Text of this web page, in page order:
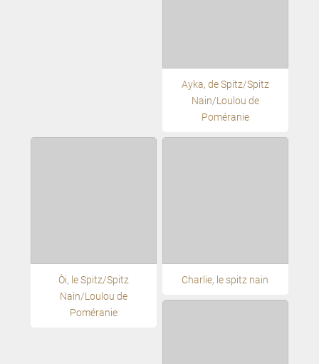
Ayka, de Spitz/Spitz
Nain/Loulou de
Poméranie
Oči, le Spitz/Spitz
Nain/Loulou de
Poméranie
Charlie, le spitz nain